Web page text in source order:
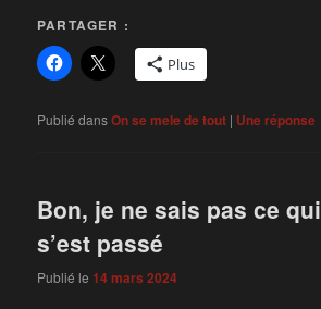
PARTAGER :
Plus
Publié dansOn se mele de tout | Uneréponse
Bon, je ne sais pas ce qui
s’est passé
Publié le 14 mars 2024